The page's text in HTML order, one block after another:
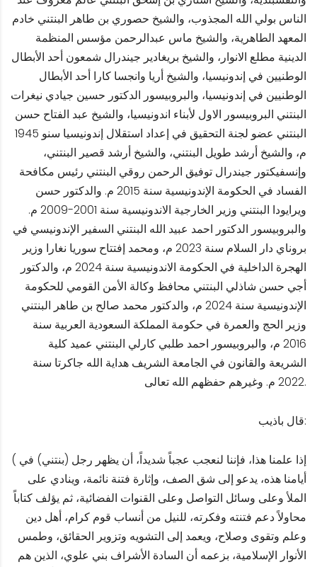
الناس بولي الله المجذوب، والشيخ حصوري بن طاهر البنتني خادم
المعهد الطاهرية، والشيخ ماس عبدالرحمن مؤسس المنظمة
الدينية مطلع الانوار، والشيخ بريغادير جيندرال شمعون أحد الأبطال
الوطنيين في إندونيسيا، والشيخ أريا وانجسا كارا أحد الأبطال
الوطنيين في إندونيسيا، والبروبيسور الدكتور حسين جيادي نيغرات
البنتني البروبيسور الاول لأبناء اندونيسيا، والشيخ عبد الفتاح حسن
البنتني عضو لجنة التحقيق في إعداد استقلال إندونيسيا سنو 1945
م، والشيخ أرشد طويل البنتني، والشيخ أرشد قصير البنتني،
وإنسفيكتور جيندرال توفيق الرحمن روقي البنتني رئيس مكافحة
الفساد في الحكومة الإندونيسية سنة 2015 م. والدكتور حسن
ويرايودا البنتني وزير الخارجية الاندونيسية سنة 2001-2009 م.
والبروبيسور الدكتور احمد عبيد الله البنتني السفير الإندونيسي في
بروناي دار السلام سنة 2023 م، ومحمد إفتتاح سوريا نغارا وزير
الهجرة الداخلية في الحكومة الاندونيسية سنة 2024 م، والدكتور
أجي حسن شاذلي البنتني محافظ وكالة الأمن القومي للحكومة
الإندونيسية سنة 2024 م، والدكتور محمد صالح بن طاهر البنتني
وزير الحج والعمرة في حكومة المملكة السعودية العربية سنة
2016 م، والبروبيسور احمد طلبي كارلي البنتني عميد كلية
الشريعة والقانون في الجامعة الشريف هداية الله جاكرتا سنة
2022 م. وغيرهم حفظهم الله تعالى.
قال باذيب:
( إذا علمنا هذا، فإننا لنعجب عجباً شديداً، أن يظهر رجل (بنتني) في
أيامنا هذه، يدعو إلى شق الصف، وإثارة فتنة نائمة، وينادي على
الملأ وعلى وسائل التواصل وعلى القنوات الفضائية، ثم يؤلف كتاباً
محاولاً دعم فتنته وفكرته، للنيل من أنساب قوم كرام، أهل دين
وعلم وتقوى وصلاح، ويعمد إلى التشويه وتزوير الحقائق، وطمس
الأنوار الإسلامية، بزعمه أن السادة الأشراف بني علوي، الذين هم